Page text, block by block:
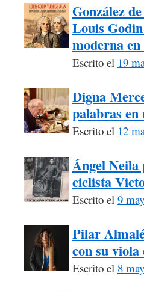
González
Louis
moderna
Escrito el 19
Digna
palabras
Escrito el 12
Ángel Neila
ciclista
Escrito el 9
Pilar
con su
Escrito el 8